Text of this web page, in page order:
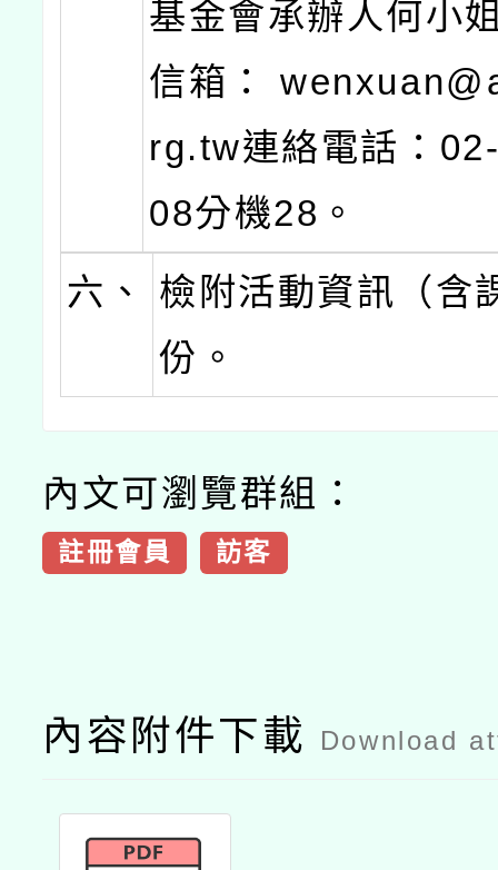
基金會承辦人何小
信箱：
rg.tw連絡電話：
08分機28。
六、
檢附活動資訊（含
份。
內文可瀏覽群組：
註冊會員 訪客
內容附件下載 Download